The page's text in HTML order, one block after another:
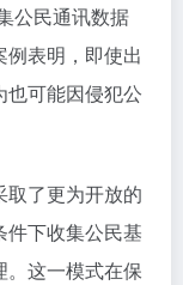
公民通讯数据
表明，即使出
可能因侵犯公
了更为开放的
下收集公民基
。这一模式在保